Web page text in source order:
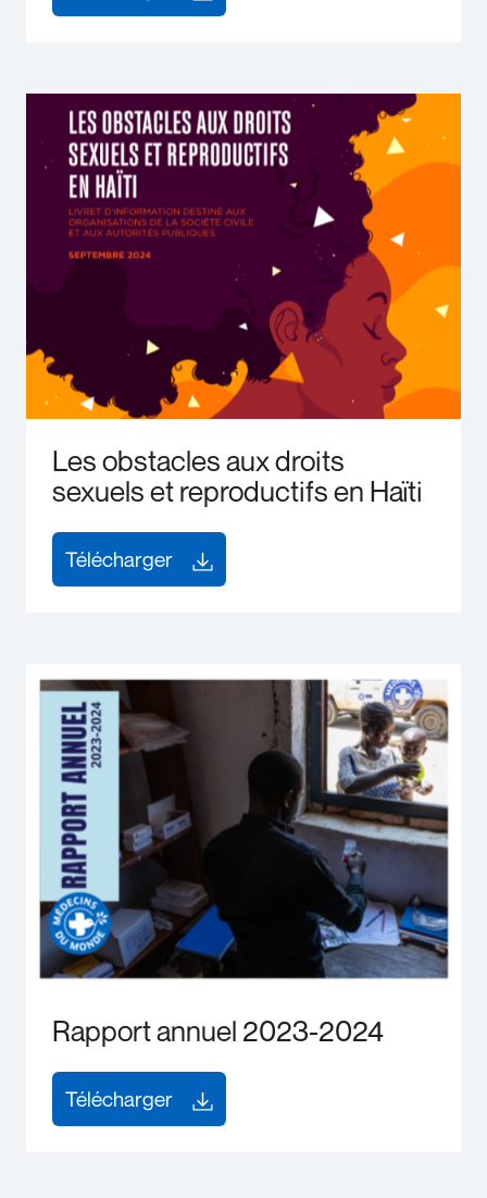
Les obstacles aux droits
sexuels et reproductifs en Haïti
Télécharger
Rapport annuel 2023-2024
Télécharger